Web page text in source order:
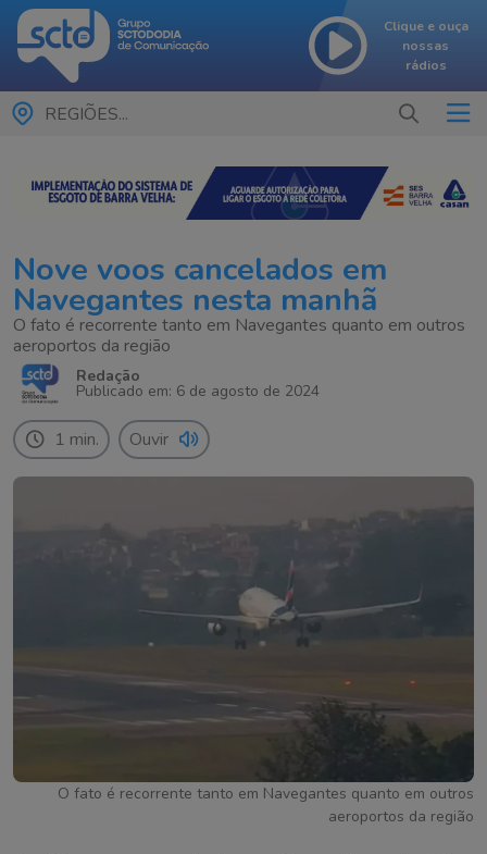
Clique e ouça
nossas
rádios
REGIÕES...
Nove voos cancelados em
Navegantes nesta manhã
O fato é recorrente tanto em Navegantes quanto em outros
aeroportos da região
Redação
Publicado em: 6 de agosto de 2024
1 min. Ouvir
O fato é recorrente tanto em Navegantes quanto em outros
aeroportos da região